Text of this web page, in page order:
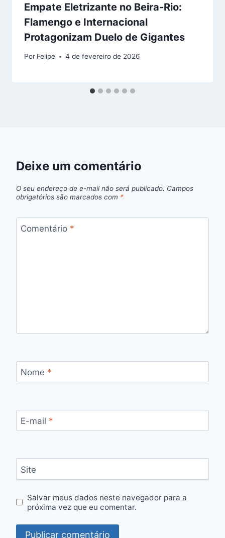
Empate Eletrizante no Beira-Rio:
Flamengo e Internacional
Protagonizam Duelo de Gigantes
Por Felipe 4 de fevereiro de 2026
Deixe um comentário
O seu endereço de e-mail não será publicado. Campos
obrigatórios são marcados com *
Comentário *
Nome *
E-mail *
Site
Salvar meus dados neste navegador para a
próxima vez que eu comentar.